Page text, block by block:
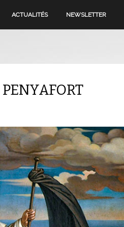
ACTUALITÉS NEWSLETTER